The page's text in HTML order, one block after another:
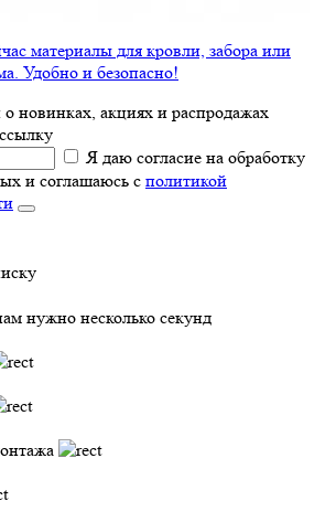
материалы для кровли, забора или
Удобно и безопасно!
новинках, акциях и распродажах
Я даю согласие на обработку
и соглашаюсь с политикой
нужно несколько секунд